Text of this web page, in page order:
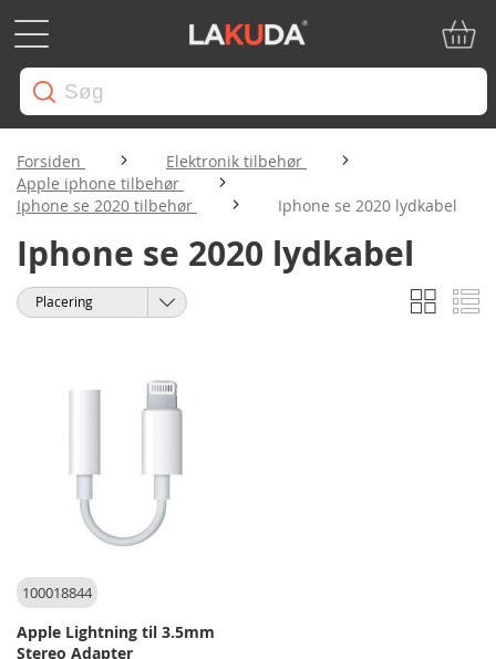
Forsiden
Elektronik tilbehør
Apple iphone tilbehør
Iphone se 2020 tilbehør
Iphone se 2020 lydkabel
Iphone se 2020 lydkabel
Vis
som
Gitter
Sorter
100018844
Apple Lightning til 3.5mm
Stereo Adapter